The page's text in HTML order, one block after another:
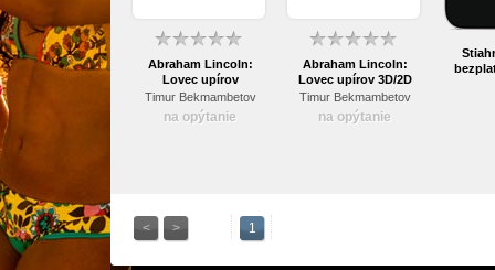
Abraham Lincoln:
Lovec upírov
Timur Bekmambetov
na opýtanie
Abraham Lincoln:
Lovec upírov 3D/2D
Timur Bekmambetov
na opýtanie
< > 1